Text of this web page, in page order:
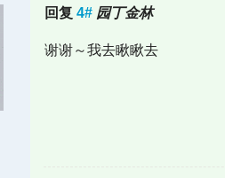
回复 4# 园丁金林
谢谢～我去瞅瞅去